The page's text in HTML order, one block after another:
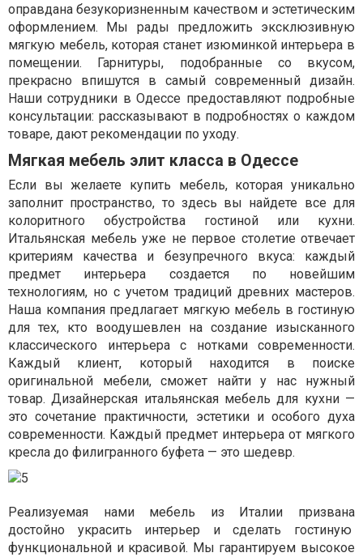
оправдана безукоризненным качеством и эстетическим
оформлением. Мы рады предложить эксклюзивную
мягкую мебель, которая станет изюминкой интерьера в
помещении. Гарнитуры, подобранные со вкусом,
прекрасно впишутся в самый современный дизайн.
Наши сотрудники в Одессе предоставляют подробные
консультации: рассказывают в подробностях о каждом
товаре, дают рекомендации по уходу.
Мягкая мебель элит класса в Одессе
Если вы желаете купить мебель, которая уникально
заполнит пространство, то здесь вы найдете все для
колоритного обустройства гостиной или кухни.
Итальянская мебель уже не первое столетие отвечает
критериям качества и безупречного вкуса: каждый
предмет интерьера создается по новейшим
технологиям, но с учетом традиций древних мастеров.
Наша компания предлагает мягкую мебель в гостиную
для тех, кто воодушевлен на создание изысканного
классического интерьера с нотками современности.
Каждый клиент, который находится в поиске
оригинальной мебели, сможет найти у нас нужный
товар. Дизайнерская итальянская мебель для кухни —
это сочетание практичности, эстетики и особого духа
современности. Каждый предмет интерьера от мягкого
кресла до филигранного буфета — это шедевр.
Реализуемая нами мебель из Италии призвана
достойно украсить интерьер и сделать гостиную
функциональной и красивой. Мы гарантируем высокое